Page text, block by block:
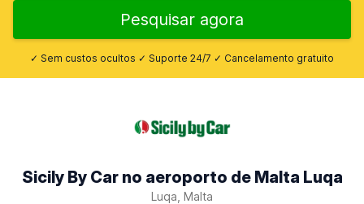
Pesquisar agora
✓ Sem custos ocultos ✓ Suporte 24/7 ✓ Cancelamento gratuito
Sicily By Car no aeroporto de Malta Luqa
Luqa, Malta